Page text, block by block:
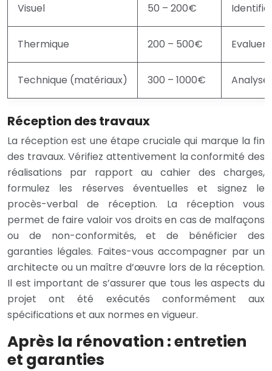
Visuel 50 – 200€
Thermique 200 – 500€
Technique (matériaux) 300 – 1000€
Réception des travaux
La réception est une étape cruciale qui marque la fin
des travaux. Vérifiez attentivement la conformité des
réalisations par rapport au cahier des charges,
formulez les réserves éventuelles et signez le
procès-verbal de réception. La réception vous
permet de faire valoir vos droits en cas de malfaçons
ou de non-conformités, et de bénéficier des
garanties légales. Faites-vous accompagner par un
architecte ou un maître d’œuvre lors de la réception.
Il est important de s’assurer que tous les aspects du
projet ont été exécutés conformément aux
spécifications et aux normes en vigueur.
Après la rénovation : entretien
et garanties